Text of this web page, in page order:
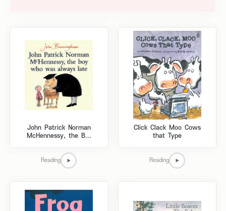
John Patrick Norman
McHennessy, the B...
Reading
Click Clack Moo Cows
that Type
Reading